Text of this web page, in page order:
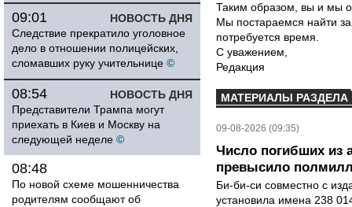
НОВОСТЬ ДНЯ
09:01
Следствие прекратило уголовное
дело в отношении полицейских,
сломавших руку учительнице ©
НОВОСТЬ ДНЯ
08:54
Представители Трампа могут
приехать в Киев и Москву на
следующей неделе ©
08:48
По новой схеме мошенничества
родителям сообщают об
Таким образом, вы и мы
Мы постараемся найти
потребуется время.
С уважением,
Редакция
МАТЕРИАЛЫ РАЗДЕЛА
09-08-2026 (09:35)
Число погибших из
превысило
Би-би-си совместно с
установила имена 238